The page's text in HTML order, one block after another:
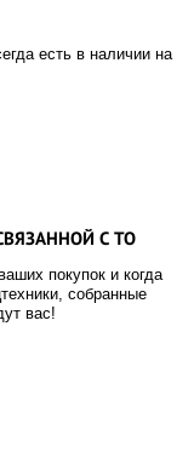
есть в наличии на
С ТО
покупок и когда
собранные
вас!